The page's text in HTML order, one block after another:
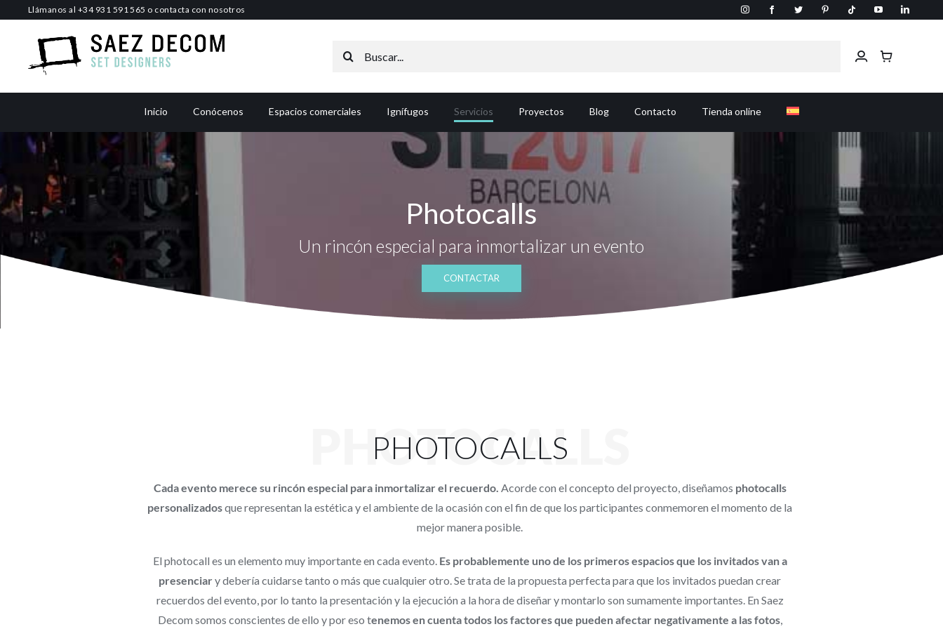
contenido
Llámanos al +34 931 591 565 o contacta con nosotros
Buscar:
Inicio Conócenos Espacios comerciales Ignífugos Servicios Proyectos Blog Contacto Tienda online
Photocalls
Un rincón especial para inmortalizar un evento
CONTACTAR
PHOTOCALLS
PHOTOCALLS
Cada evento merece su rincón especial para inmortalizar el recuerdo. Acorde con el concepto del proyecto, diseñamos photocalls
personalizadosque representan la estética y el ambiente de la ocasión con el fin de que los participantes conmemoren el momento de la
mejor manera posible.
El photocall es un elemento muy importante en cada evento.Es probablemente uno de los primeros espacios que los invitados van a
presenciary debería cuidarse tanto o más que cualquier otro. Se trata de la propuesta perfecta para que los invitados puedan crear
recuerdos del evento, por lo tanto la presentación y la ejecución a la hora de diseñar y montarlo son sumamente importantes. En Saez
Decom somos conscientes de ello y por eso tenemos en cuenta todos los factores que pueden afectar negativamente a las fotos,